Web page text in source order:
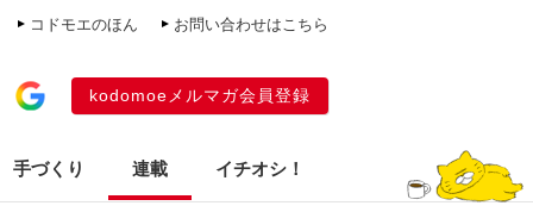
コドモエのほん お問い合わせはこちら
kodomoeメルマガ会員登録
手づくり 連載 イチオシ！